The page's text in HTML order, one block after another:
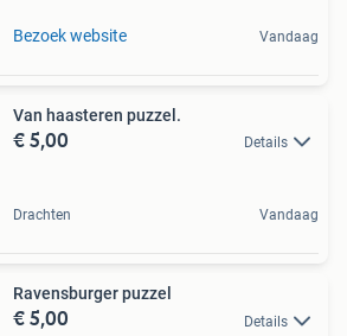
Bezoek website Vandaag
Van haasteren puzzel.
€ 5,00 Details
Drachten Vandaag
Ravensburger puzzel
€ 5,00 Details